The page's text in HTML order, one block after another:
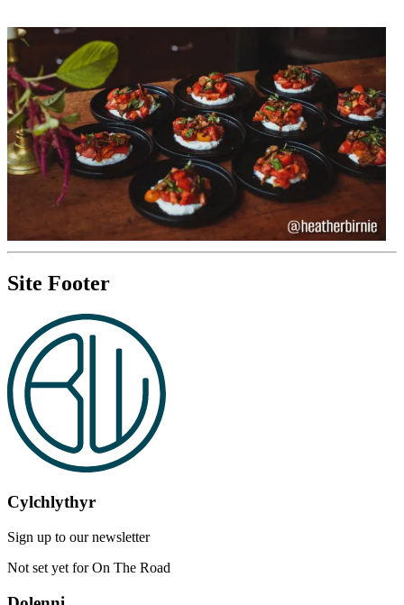
Site Footer
Cylchlythyr
Sign up to our newsletter
Not set yet for On The Road